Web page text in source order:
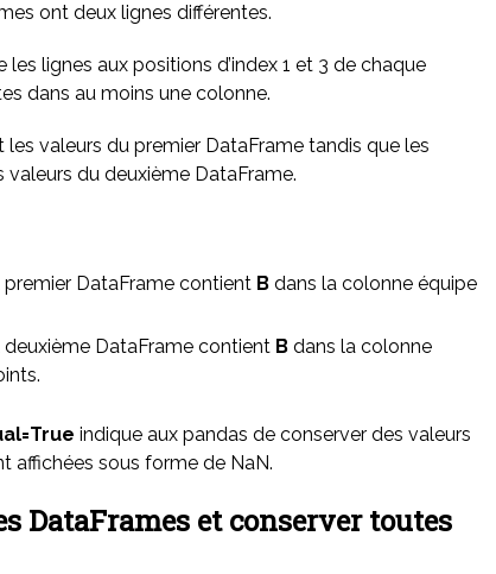
ont deux lignes différentes.
lignes aux positions d’index 1 et 3 de chaque
dans au moins une colonne.
les valeurs du premier DataFrame tandis que les
valeurs du deuxième DataFrame.
premier DataFrame contient B dans la colonne équipe
deuxième DataFrame contient B dans la colonne
indique aux pandas de conserver des valeurs
affichées sous forme de NaN.
DataFrames et conserver toutes